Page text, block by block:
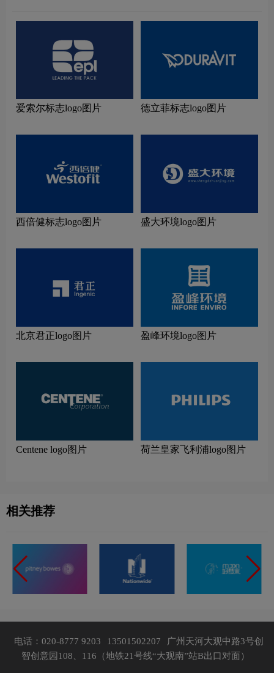
爱索尔标志logo图片 德立菲标志logo图片
西倍健标志logo图片 盛大环境logo图片
北京君正logo图片 盈峰环境logo图片
Centene logo图片 荷兰皇家飞利浦logo图片
相关推荐
电话：020-8777 9203 13501502207
广州天河大观中路3号创
智创意园108、116（地铁21号线“大观南”站B出口对面）